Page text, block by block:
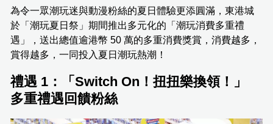
為令一眾潮玩迷與動漫粉絲的夏日體驗更添圓滿，東港城
於「潮玩夏日祭」期間推出多元化的「潮玩消費多重禮
遇」，送出總值逾港幣 50 萬的多重消費獎賞，消費越多，
賞得越多，一同投入夏日潮玩熱潮！
禮遇 1：「Switch On！扭扭樂換領！」
多重禮遇回饋粉絲